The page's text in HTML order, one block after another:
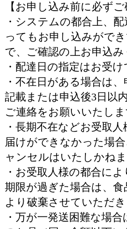
【お申し込み前に必ず
・システムの都合上、
ってもお申し込みがで
で、ご確認の上お申込み
・配達日の指定はお受け
・不在日がある場合は
記載または申込後3日以
ご連絡をお願いいたしま
・長期不在などお受取
届けができなかった場
ャンセルはいたしかねま
・お受取人様の都合に
期限が過ぎた場合は、食
より破棄させていただき
・万が一発送困難な場